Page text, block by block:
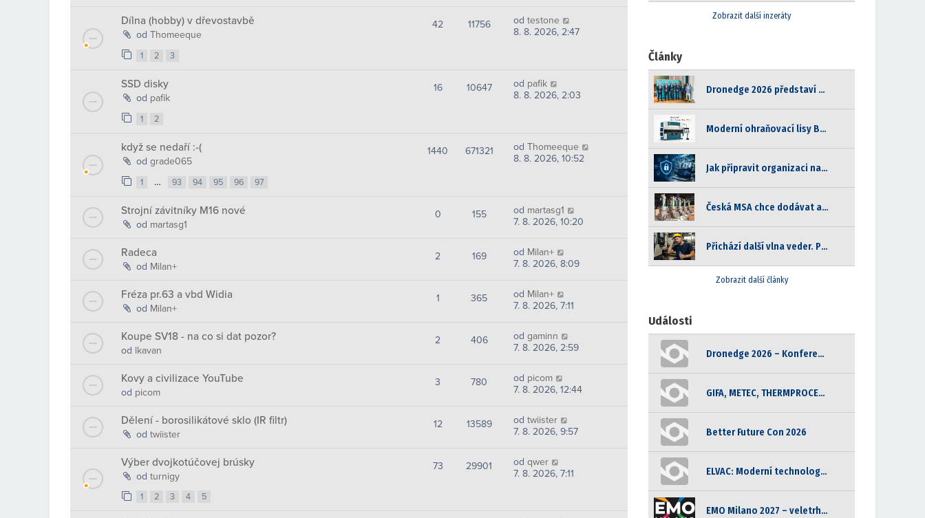
Dílna (hobby) v dřevostavbě
od Thomeeque
1 2 3
42 11756 od testone
8. 8. 2026, 2:47
SSD disky
od pafik
1 2
16 10647 od pafik
8. 8. 2026, 2:03
když se nedaří :-(
od grade065
1 … 93 94 95 96 97
1440 671321 od Thomeeque
8. 8. 2026, 10:52
Strojní závitníky M16 nové
od martasg1
0 155 od martasg1
7. 8. 2026, 10:20
Radeca
od Milan+
2 169 od Milan+
7. 8. 2026, 8:09
Fréza pr.63 a vbd Widia
od Milan+
1 365 od Milan+
7. 8. 2026, 7:11
Koupe SV18 - na co si dat pozor?
od lkavan
2 406 od gaminn
7. 8. 2026, 2:59
Kovy a civilizace YouTube
od picom
3 780 od picom
7. 8. 2026, 12:44
Dělení - borosilikátové sklo (IR filtr)
od twiister
12 13589 od twiister
7. 8. 2026, 9:57
Výber dvojkotúčovej brúsky
od turnigy
1 2 3 4 5
73 29901 od qwer
7. 8. 2026, 7:11